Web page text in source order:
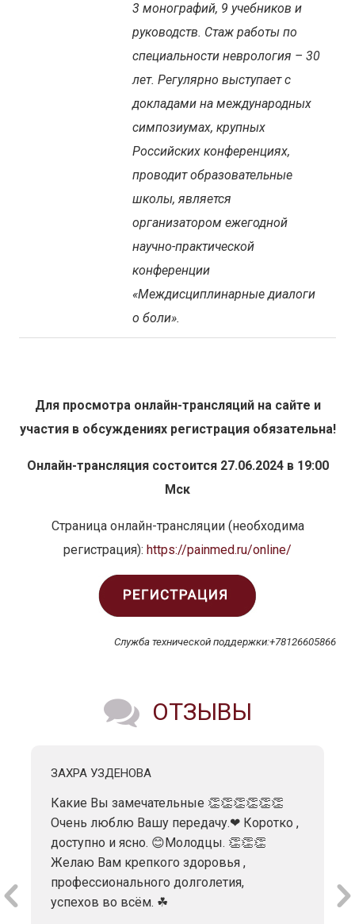
3 монографий, 9 учебников и
руководств. Стаж работы по
специальности неврология – 30
лет. Регулярно выступает с
докладами на международных
симпозиумах, крупных
Российских конференциях,
проводит образовательные
школы, является
организатором ежегодной
научно-практической
конференции
«Междисциплинарные диалоги
о боли».
Для просмотра онлайн-трансляций на сайте и
участия в обсуждениях регистрация обязательна!
Онлайн-трансляция состоится 27.06.2024 в 19:00
Мск
Страница онлайн-трансляции (необходима
регистрация): https://painmed.ru/online/
Служба технической поддержки:+78126605866
ОТЗЫВЫ
ЗАХРА УЗДЕНОВА
Какие Вы замечательные 👏👏👏👏👏👏
Очень люблю Вашу передачу.❤ Коротко ,
доступно и ясно. 😊Молодцы. 👏👏👏
Желаю Вам крепкого здоровья ,
профессионального долголетия,
успехов во всём. ☘